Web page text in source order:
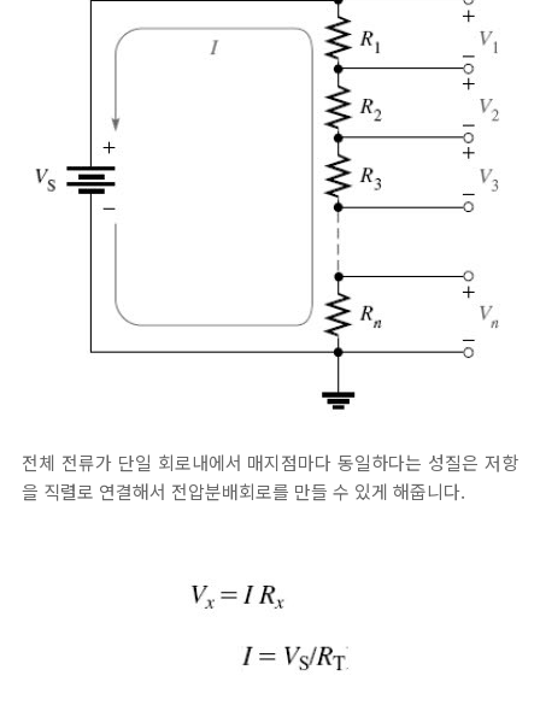
전체 전류가 단일 회로내에서 매지점마다 동일하다는 성질은 저항
을 직렬로 연결해서 전압분배회로를 만들 수 있게 해줍니다.